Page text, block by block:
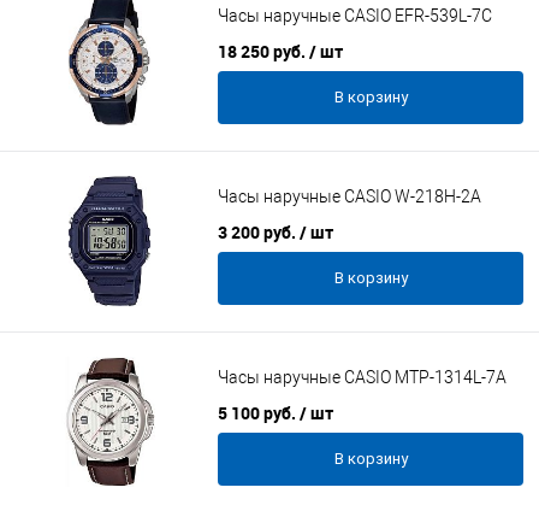
Часы наручные CASIO EFR-539L-7C
18 250 руб. / шт
В корзину
Часы наручные CASIO W-218H-2A
3 200 руб. / шт
В корзину
Часы наручные CASIO MTP-1314L-7A
5 100 руб. / шт
В корзину